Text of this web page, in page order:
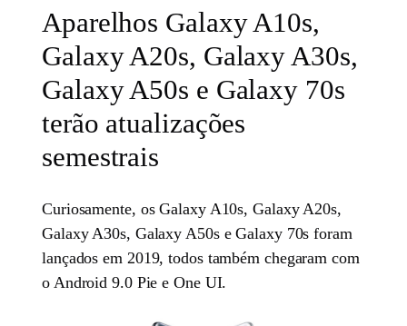
Aparelhos Galaxy A10s,
Galaxy A20s, Galaxy A30s,
Galaxy A50s e Galaxy 70s
terão atualizações
semestrais
Curiosamente, os Galaxy A10s, Galaxy A20s,
Galaxy A30s, Galaxy A50s e Galaxy 70s foram
lançados em 2019, todos também chegaram com
o Android 9.0 Pie e One UI.